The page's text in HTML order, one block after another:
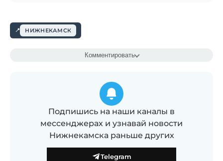
НИЖНЕКАМСК
Комментировать
Подпишись на наши каналы в
мессенджерах и узнавай новости
Нижнекамска раньше других
Telegram